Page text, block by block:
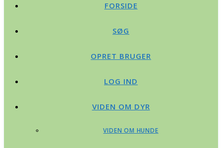
FORSIDE
SØG
OPRET BRUGER
LOG IND
VIDEN OM DYR
VIDEN OM HUNDE